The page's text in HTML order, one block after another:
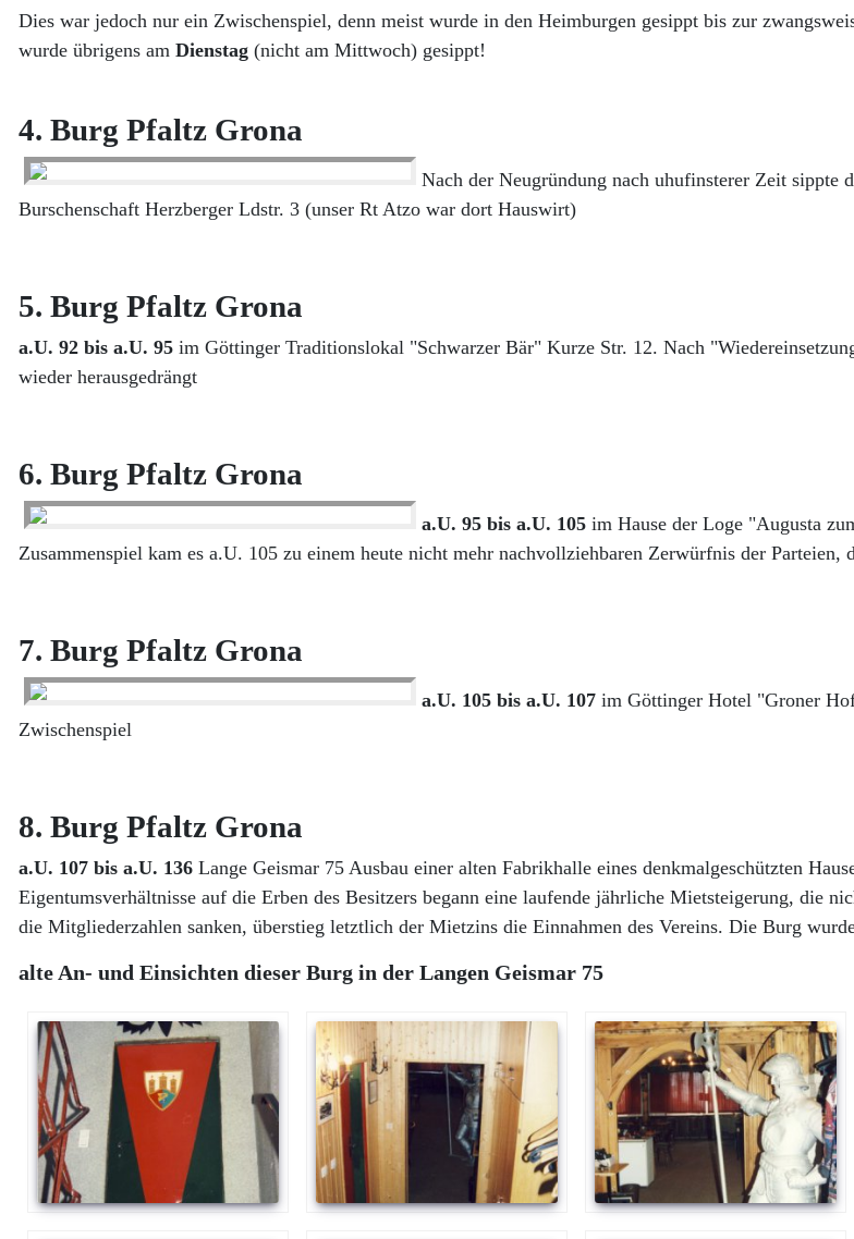
Dies war jedoch nur ein Zwischenspiel, denn meist wurde in den Heimburgen gesippt bis zur
wurde übrigens am Dienstag (nicht am Mittwoch) gesippt!
4. Burg Pfaltz Grona
Nach der Neugründung nach uhufinsterer Zeit sippte
Burschenschaft Herzberger Ldstr. 3 (unser Rt Atzo war dort Hauswirt)
5. Burg Pfaltz Grona
a.U. 92 bis a.U. 95 im Göttinger Traditionslokal "Schwarzer Bär" Kurze Str. 12. Nach
wieder herausgedrängt
6. Burg Pfaltz Grona
a.U. 95 bis a.U. 105 im Hause der Loge "Augusta
Zusammenspiel kam es a.U. 105 zu einem heute nicht mehr nachvollziehbaren Zerwürfnis der
7. Burg Pfaltz Grona
a.U. 105 bis a.U. 107 im Göttinger Hotel "Groner
Zwischenspiel
8. Burg Pfaltz Grona
a.U. 107 bis a.U. 136 Lange Geismar 75 Ausbau einer alten Fabrikhalle eines denkmalgeschützten
Eigentumsverhältnisse auf die Erben des Besitzers begann eine laufende jährliche Mietsteigerung, die
die Mitgliederzahlen sanken, überstieg letztlich der Mietzins die Einnahmen des Vereins. Die Burg
alte An- und Einsichten dieser Burg in der Langen Geismar 75